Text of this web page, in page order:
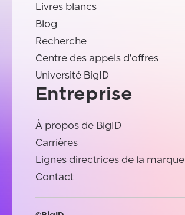
Livres blancs
Blog
Recherche
Centre des appels d'offres
Université BigID
Entreprise
À propos de BigID
Carrières
Lignes directrices de la marque
Contact